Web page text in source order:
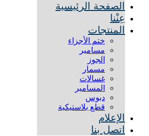
الصفحة الرئيسية
عِنْنا
المنتجات
ختم الأجزاء
مسامير
الجوز
مسمار
غسالات
المسامير
دبوس
قطع بلاستيكية
الإعلام
اتصل بنا